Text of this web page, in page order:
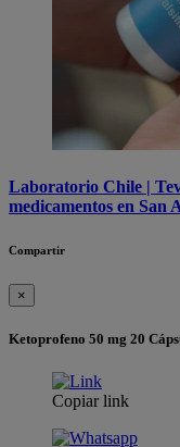
Laboratorio Chile |
medicamentos en San
Compartir
×
Ketoprofeno 50 mg 20
Copiar link